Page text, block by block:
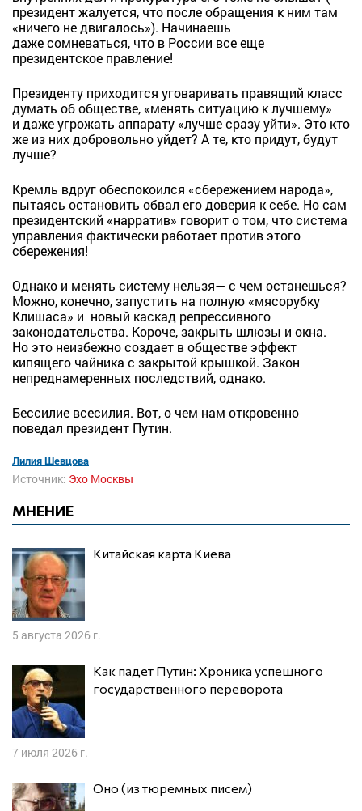
президент жалуется, что после обращения к ним там
«ничего не двигалось»). Начинаешь
даже сомневаться, что в России все еще
президентское правление!
Президенту приходится уговаривать правящий класс
думать об обществе, «менять ситуацию к лучшему»
и даже угрожать аппарату «лучше сразу уйти». Это кто
же из них добровольно уйдет? А те, кто придут, будут
лучше?
Кремль вдруг обеспокоился «сбережением народа»,
пытаясь остановить обвал его доверия к себе. Но сам
президентский «нарратив» говорит о том, что система
управления фактически работает против этого
сбережения!
Однако и менять систему нельзя— с чем останешься?
Можно, конечно, запустить на полную «мясорубку
Клишаса» и новый каскад репрессивного
законодательства. Короче, закрыть шлюзы и окна.
Но это неизбежно создает в обществе эффект
кипящего чайника с закрытой крышкой. Закон
непреднамеренных последствий, однако.
Бессилие всесилия. Вот, о чем нам откровенно
поведал президент Путин.
Лилия Шевцова
Источник: Эхо Москвы
МНЕНИЕ
Китайская карта Киева
5 августа 2026 г.
Как падет Путин: Хроника успешного
государственного переворота
7 июля 2026 г.
Оно (из тюремных писем)